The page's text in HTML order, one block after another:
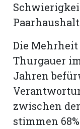
Die
Thurgauer
Jahren
zwischen
stimmen